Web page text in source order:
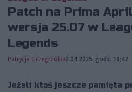
Patch na Prima
wersja 25.07 w
Legends
Patrycja Grzegrzółka2.04.2025, godz. 16:47
Jeżeli ktoś jeszcze pamięta